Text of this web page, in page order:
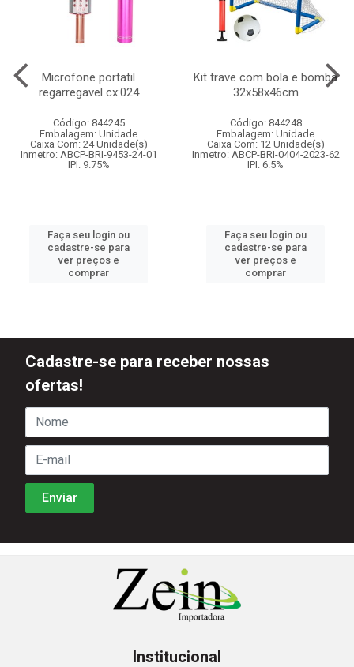
Microfone portatil
regarregavel cx:024
Código: 844245
Embalagem: Unidade
Caixa Com: 24 Unidade(s)
Inmetro: ABCP-BRI-9453-24-01
IPI: 9.75%
Faça seu login ou
cadastre-se para
ver preços e
comprar
Kit trave com bola e bomba
32x58x46cm
Código: 844248
Embalagem: Unidade
Caixa Com: 12 Unidade(s)
Inmetro: ABCP-BRI-0404-2023-62
IPI: 6.5%
Faça seu login ou
cadastre-se para
ver preços e
comprar
Cadastre-se para receber nossas
ofertas!
Institucional